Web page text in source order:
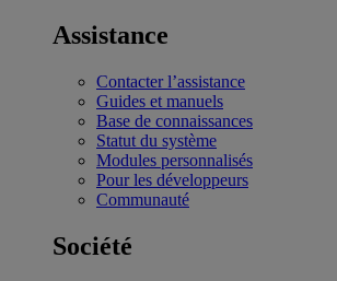
Assistance
Contacter l’assistance
Guides et manuels
Base de connaissances
Statut du système
Modules personnalisés
Pour les développeurs
Communauté
Société